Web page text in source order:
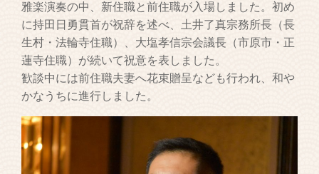
雅楽演奏の中、新住職と前住職が入場しました。初め
に持田日勇貫首が祝辞を述べ、土井了真宗務所長（長
生村・法輪寺住職）、大塩孝信宗会議長（市原市・正
蓮寺住職）が続いて祝意を表しました。
歓談中には前住職夫妻へ花束贈呈なども行われ、和や
かなうちに進行しました。